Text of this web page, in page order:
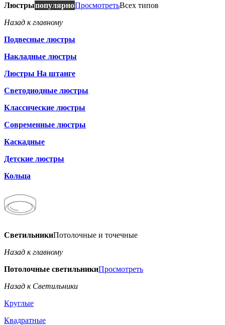
ЛюстрыпопулярноПросмотретьВсех типов
Назад к главному
Подвесные люстры
Накладные люстры
Люстры На штанге
Светодиодные люстры
Классические люстры
Современные люстры
Каскадные
Детские люстры
Кольца
СветильникиПотолочные и точечные
Назад к главному
Потолочные светильникиПросмотреть
Назад к Светильники
Круглые
Квадратные